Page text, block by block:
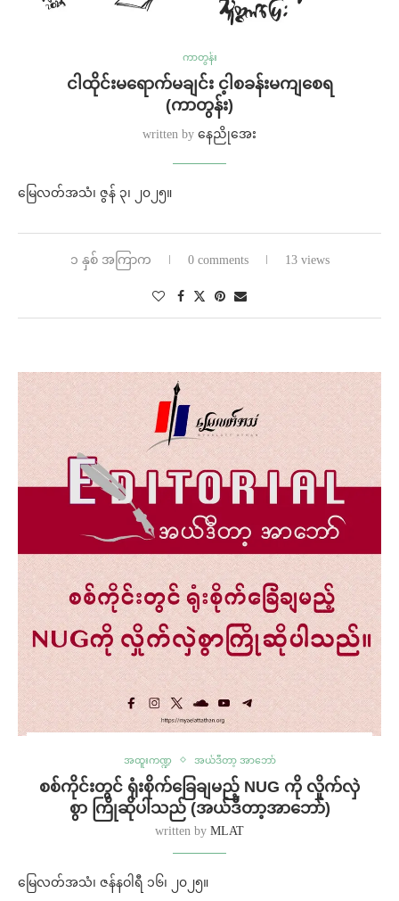
ကာတွန်း
ငါထိုင်းမရောက်မချင်း င့ါစခန်းမကျစေရ
(ကာတွန်း)
written by နေညိုအေး
မြေလတ်အသံ၊ ဇွန် ၃၊ ၂၀၂၅။
၁ နှစ် အကြာက 0 comments 13 views
အထူးကဏ္ဍ အယ်ဒီတာ့ အာဘော်
စစ်ကိုင်းတွင် ရုံးစိုက်ခြေချမည့် NUG ကို လှိုက်လှဲ
စွာ ကြိုဆိုပါသည် (အယ်ဒီတာ့အာဘော်)
written by MLAT
မြေလတ်အသံ၊ ဇန်နဝါရီ ၁၆၊ ၂၀၂၅။